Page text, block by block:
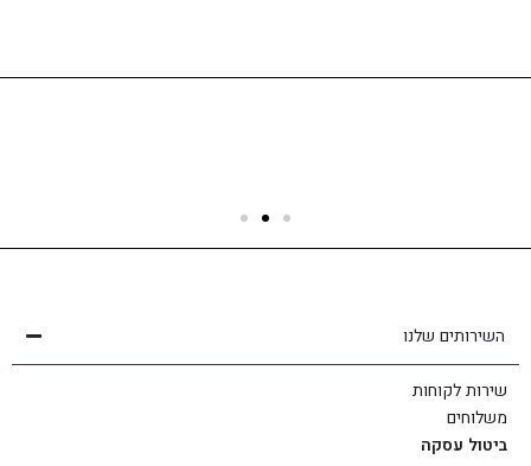
שירות לקוחות
השירותים שלנו
שירות לקוחות
משלוחים
ביטול עסקה